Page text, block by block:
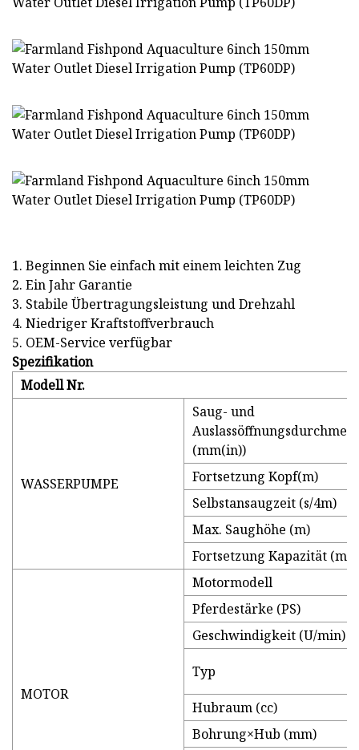
1. Beginnen Sie einfach mit einem leichten Zug
2. Ein Jahr Garantie
3. Stabile Übertragungsleistung und Drehzahl
4. Niedriger Kraftstoffverbrauch
5. OEM-Service verfügbar
Spezifikation
Modell Nr.
WASSERPUMPE
Saug- und
(mm(in))
Fortsetzung Kopf(m)
Selbstansaugzeit (s/4m)
Max. Saughöhe (m)
Fortsetzung Kapazität
MOTOR
Motormodell
Pferdestärke (PS)
Geschwindigkeit (U/min)
Typ
Hubraum (cc)
Bohrung×Hub (mm)